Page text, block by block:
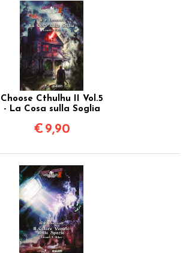
Choose Cthulhu II Vol.5
- La Cosa sulla Soglia
€ 9,90